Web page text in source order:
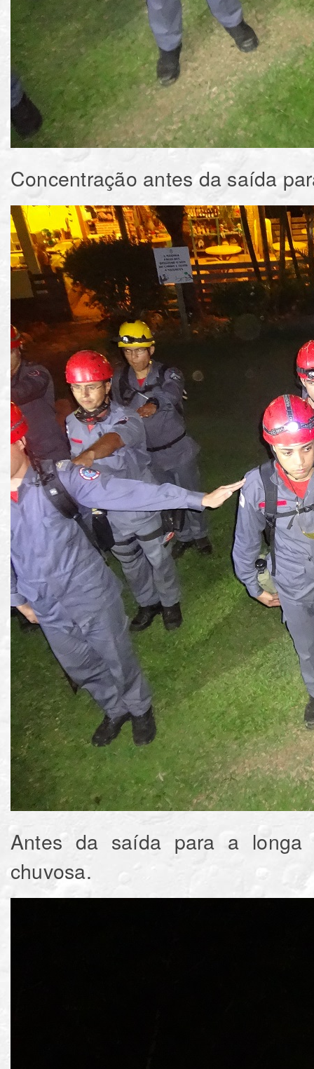
Concentração antes da saída
Antes da saída para a longa
chuvosa.